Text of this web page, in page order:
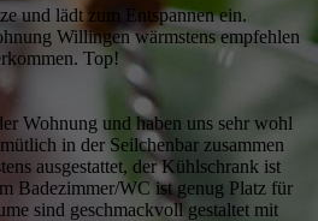
und lädt zum Entspannen ein.
Willingen wärmstens empfehlen
Top!
Wohnung und haben uns sehr wohl
in der Seilchenbar zusammen
ausgestattet, der Kühlschrank ist
Badezimmer/WC ist genug Platz für
sind geschmackvoll gestaltet mit